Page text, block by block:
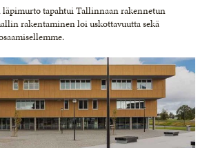
tapahtui Tallinnaan rakennetun
rakentaminen loi uskottavuutta sekä